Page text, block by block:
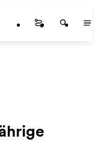
Startseite